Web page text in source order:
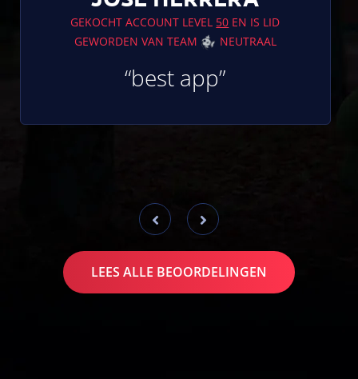
GEKOCHT ACCOUNT LEVEL 50 EN IS LID
GEWORDEN VAN TEAM
NEUTRAAL
“best app”
LEES ALLE BEOORDELINGEN